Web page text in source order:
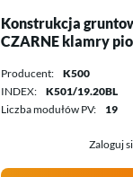
Mikroinwerter
Hoymiles
Producent:
Hoymiles
INDEX:
HOY MIT-5000-8T
Zaloguj